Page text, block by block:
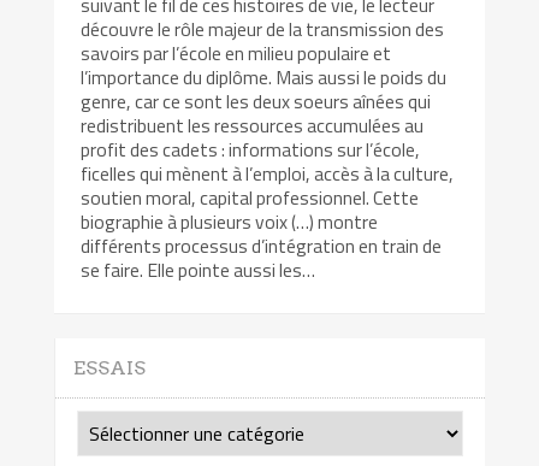
découvre le rôle majeur de la transmission des
savoirs par l’école en milieu populaire et
l’importance du diplôme. Mais aussi le poids du
genre, car ce sont les deux soeurs aînées qui
redistribuent les ressources accumulées au
profit des cadets : informations sur l’école,
ficelles qui mènent à l’emploi, accès à la culture,
soutien moral, capital professionnel. Cette
biographie à plusieurs voix (…) montre
différents processus d’intégration en train de
se faire. Elle pointe aussi les…
ESSAIS
Essais